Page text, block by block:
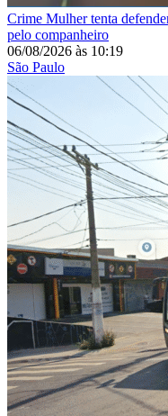
Crime Mulher tenta
pelo companheiro
06/08/2026 às 10:19
São Paulo